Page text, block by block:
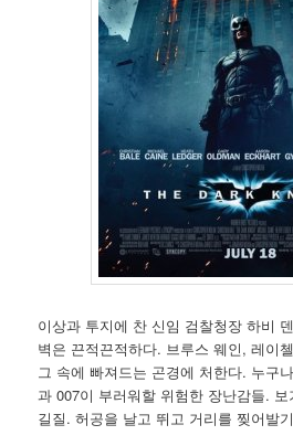
이상과 투지에 찬 신임 검찰청장 하비
벽은 끈적끈적하다. 브루스 웨인, 레이
그 속에 빠져드는 곤경에 처한다. 누구
과 007이 부러워할 위험한 장난감들.
길질. 허공을 날고 뛰고 거리를 찢어발